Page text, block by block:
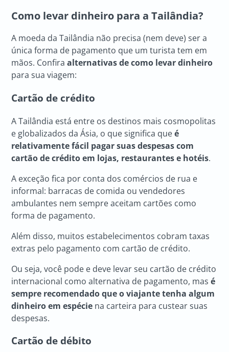
Como levar dinheiro para a Tailândia?
A moeda da Tailândia não precisa (nem deve) ser a
única forma de pagamento que um turista tem em
mãos. Confiraalternativas de como levar dinheiro
para sua viagem:
Cartão de crédito
A Tailândia está entre os destinos mais cosmopolitas
e globalizados da Ásia, o que significa queé
relativamente fácil pagar suas despesas com
cartão de crédito em lojas, restaurantes e hotéis.
A exceção fica por conta dos comércios de rua e
informal: barracas de comida ou vendedores
ambulantes nem sempre aceitam cartões como
forma de pagamento.
Além disso, muitos estabelecimentos cobram taxas
extras pelo pagamento com cartão de crédito.
Ou seja, você pode e deve levar seu cartão de crédito
internacional como alternativa de pagamento, masé
sempre recomendado que o viajante tenha algum
dinheiro em espécie na carteira para custear suas
despesas.
Cartão de débito